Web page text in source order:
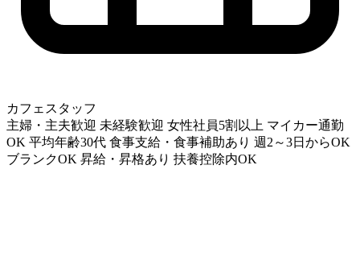
カフェスタッフ
主婦・主夫歓迎 未経験歓迎 女性社員5割以上 マイカー通勤
OK 平均年齢30代 食事支給・食事補助あり 週2～3日からOK
ブランクOK 昇給・昇格あり 扶養控除内OK